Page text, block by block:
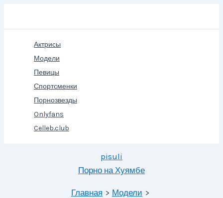
Актрисы
Модели
Певицы
Спортсменки
Порнозвезды
Onlyfans
Celleb.club
pisuli
Порно на Хуямбе
Главная
Модели